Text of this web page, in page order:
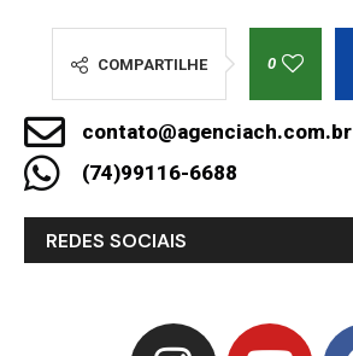
COMPARTILHE 0
contato@agenciach.com.br
(74)99116-6688
REDES SOCIAIS